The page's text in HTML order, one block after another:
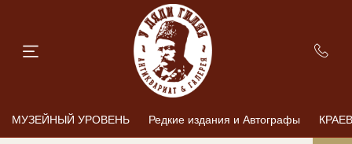
МУЗЕЙНЫЙ УРОВЕНЬ Редкие издания и Автографы